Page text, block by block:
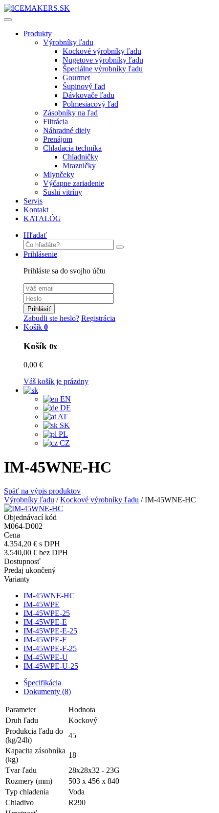
Produkty
Výrobníky ľadu
Kockové výrobníky ľadu
Nugetove výrobníky ľadu
Špeciálne výrobníky ľadu
Gourmet
Šupinový ľad
Dávkovače ľadu
Polmesiacový ľad
Zásobníky na ľad
Filtrácia
Náhradné diely
Prenájom
Chladacia technika
Chladničky
Mrazničky
Mlynčeky
Výčapne zariadenie
Sushi vitríny
Servis
Kontakt
KATALÓG
Hľadať
Prihlásenie
Prihláste sa do svojho účtu
Prihlásiť
Zabudli ste heslo? Registrácia
Košík 0
Košík 0x
0,00 €
Váš košík je prázdny
EN
DE
AT
SK
PL
CZ
IM-45WNE-HC
Späť na výpis produktov
Výrobníky ľadu /Kockové výrobníky ľadu /IM-45WNE-HC
Objednávací kód
M064-D002
Cena
4.354,20 € s DPH
3.540,00 € bez DPH
Dostupnosť
Predaj ukončený
Varianty
IM-45WNE-HC
IM-45WPE
IM-45WPE-25
IM-45WPE-E
IM-45WPE-E-25
IM-45WPE-F
IM-45WPE-F-25
IM-45WPE-U
IM-45WPE-U-25
Špecifikácia
Dokumenty (8)
Parameter
Hodnota
Druh ľadu
Kockový
Produkcia ľadu do
(kg/24h)
45
Kapacita zásobníka
(kg)
18
Tvar ľadu
28x28x32 - 23G
Rozmery (mm)
503 x 456 x 840
Typ chladenia
Voda
Chladivo
R290